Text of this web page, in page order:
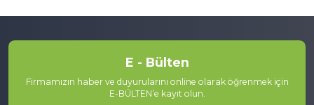
E - Bülten
Firmamızın haber ve duyurularını online olarak öğrenmek için
E-BÜLTEN’e kayıt olun.